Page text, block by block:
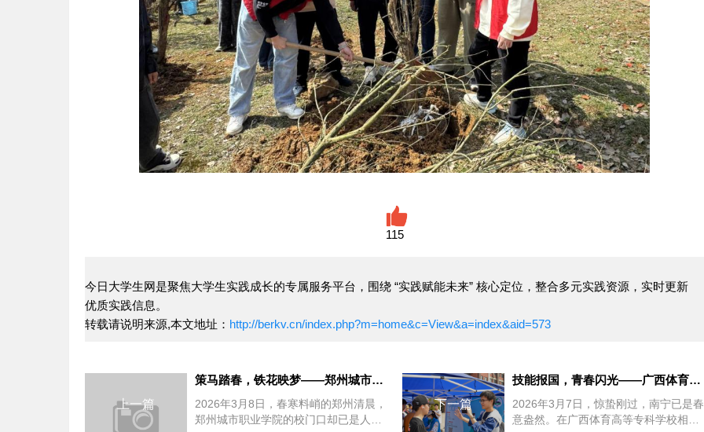
115
今日大学生网是聚焦大学生实践成长的专属服务平台，围绕 “实践赋能未来” 核心定位，整合多元实践资源，实时更新
优质实践信息。
转载请说明来源,本文地址： http://berkv.cn/index.php?m=home&c=View&a=index&aid=573
上一篇
策马踏春，铁花映梦——郑州城市职业学院2026年春季开学游园
2026年3月8日，春寒料峭的郑州清晨，
郑州城市职业学院的校门口却已是人声
下一篇
技能报国，青春闪光——广西体育高等专科学校康复治疗与护理技能
2026年3月7日，惊蛰刚过，南宁已是春
意盎然。在广西体育高等专科学校相思